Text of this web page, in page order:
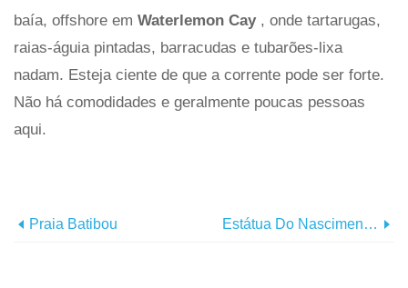
baía, offshore em Waterlemon Cay , onde tartarugas,
raias-águia pintadas, barracudas e tubarões-lixa
nadam. Esteja ciente de que a corrente pode ser forte.
Não há comodidades e geralmente poucas pessoas
aqui.
Praia Batibou Estátua Do Nascimento Do Novo Mundo